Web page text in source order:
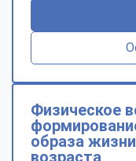
Физическое
образа
возраста